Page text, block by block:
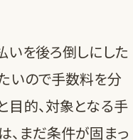
いを後ろ倒しにした
いので手数料を分
目的、対象となる手
、まだ条件が固まっ